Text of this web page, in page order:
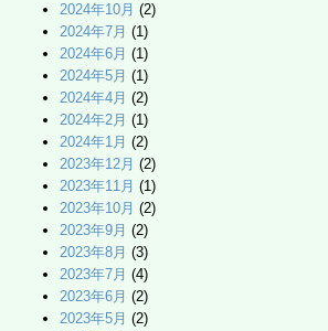
2024年10月 (2)
2024年7月 (1)
2024年6月 (1)
2024年5月 (1)
2024年4月 (2)
2024年2月 (1)
2024年1月 (2)
2023年12月 (2)
2023年11月 (1)
2023年10月 (2)
2023年9月 (2)
2023年8月 (3)
2023年7月 (4)
2023年6月 (2)
2023年5月 (2)